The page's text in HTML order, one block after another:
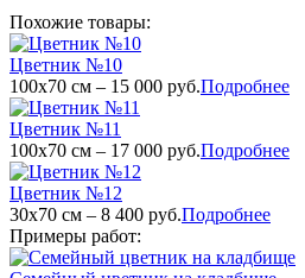
Похожие товары:
Цветник №10
100х70 см – 15 000 руб.Подробнее
Цветник №11
100х70 см – 17 000 руб.Подробнее
Цветник №12
30х70 см – 8 400 руб.Подробнее
Примеры работ: